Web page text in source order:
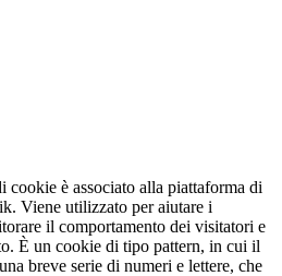
cookie è associato alla piattaforma di
Viene utilizzato per aiutare i
il comportamento dei visitatori e
È un cookie di tipo pattern, in cui il
breve serie di numeri e lettere, che